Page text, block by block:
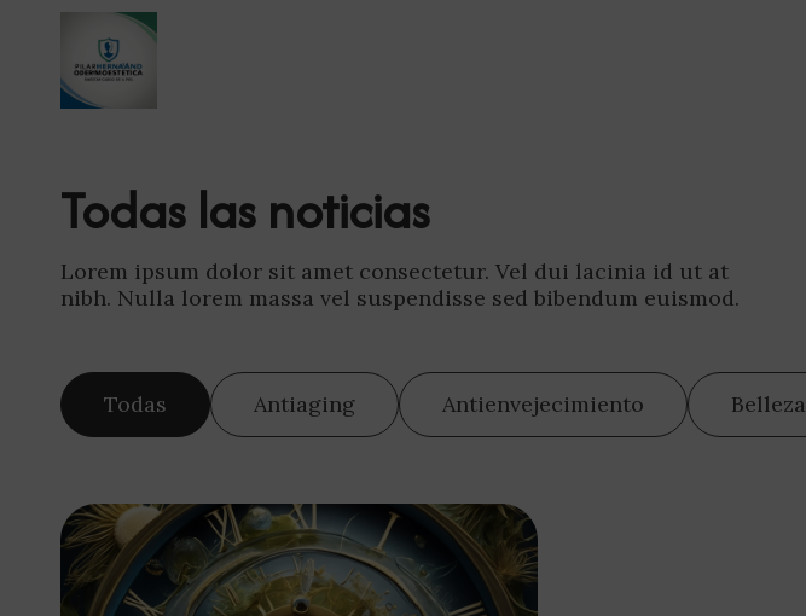
Todas las noticias
Lorem ipsum dolor sit amet consectetur. Vel dui lacinia id ut at
nibh. Nulla lorem massa vel suspendisse sed bibendum euismod.
Todas Antiaging Antienvejecimiento Belleza